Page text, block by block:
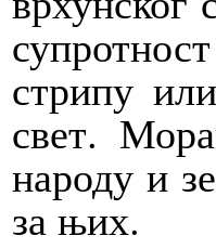
стрипу
свет.
народу и
за њих.